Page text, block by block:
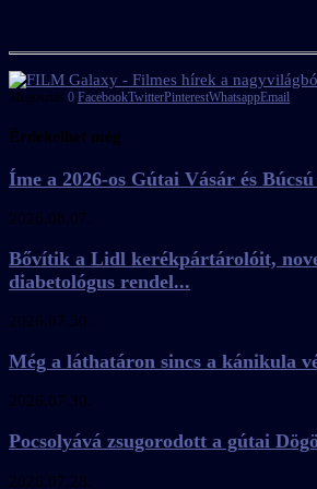
Megosztás 0 FacebookTwitterPinterestWhatsappEmail
Érdekelhet még
Íme a 2026-os Gútai Vásár és Búcsú
2026.08.07.
Bővítik a Lidl kerékpártárolóit,
diabetológus rendel...
2026.07.30.
Még a láthatáron sincs a kánikula
2026.07.30.
Pocsolyává zsugorodott a gútai
2026.07.28.